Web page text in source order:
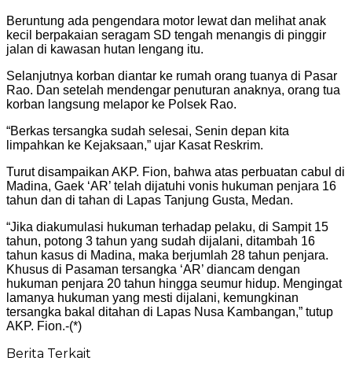
Beruntung ada pengendara motor lewat dan melihat anak
kecil berpakaian seragam SD tengah menangis di pinggir
jalan di kawasan hutan lengang itu.
Selanjutnya korban diantar ke rumah orang tuanya di Pasar
Rao. Dan setelah mendengar penuturan anaknya, orang tua
korban langsung melapor ke Polsek Rao.
“Berkas tersangka sudah selesai, Senin depan kita
limpahkan ke Kejaksaan,” ujar Kasat Reskrim.
Turut disampaikan AKP. Fion, bahwa atas perbuatan cabul di
Madina, Gaek ‘AR’ telah dijatuhi vonis hukuman penjara 16
tahun dan di tahan di Lapas Tanjung Gusta, Medan.
“Jika diakumulasi hukuman terhadap pelaku, di Sampit 15
tahun, potong 3 tahun yang sudah dijalani, ditambah 16
tahun kasus di Madina, maka berjumlah 28 tahun penjara.
Khusus di Pasaman tersangka ‘AR’ diancam dengan
hukuman penjara 20 tahun hingga seumur hidup. Mengingat
lamanya hukuman yang mesti dijalani, kemungkinan
tersangka bakal ditahan di Lapas Nusa Kambangan,” tutup
AKP. Fion.-(*)
Berita Terkait